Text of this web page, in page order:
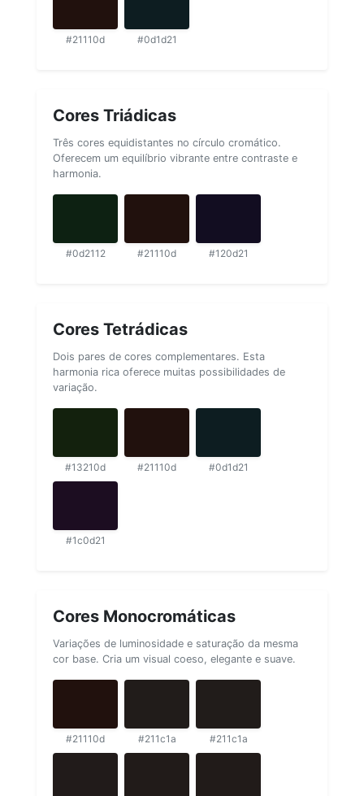
#21110d #0d1d21
Cores Triádicas
Três cores equidistantes no círculo cromático.
Oferecem um equilíbrio vibrante entre contraste e
harmonia.
#0d2112 #21110d #120d21
Cores Tetrádicas
Dois pares de cores complementares. Esta
harmonia rica oferece muitas possibilidades de
variação.
#13210d #21110d #0d1d21
#1c0d21
Cores Monocromáticas
Variações de luminosidade e saturação da mesma
cor base. Cria um visual coeso, elegante e suave.
#21110d #211c1a #211c1a